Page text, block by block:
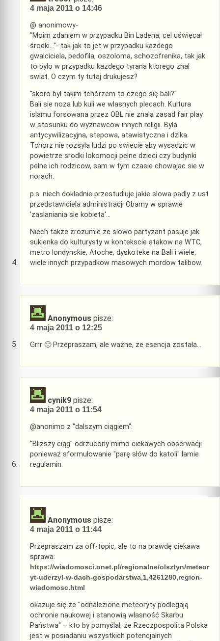
4 maja 2011 o 14:46
@ anonimowy-
"Moim zdaniem w przypadku Bin Ladena, cel uświęcał
środki…"- tak jak to jet w przypadku kazdego
gwalciciela, pedofila, oszoloma, schozofrenika, tak jak
to bylo w przypadku kazdego tyrana ktorego znal
swiat. O czym ty tutaj drukujesz?
"skoro był takim tchórzem to czego się bali?"
Bali sie noza lub kuli we wlasnych plecach. Kultura
islamu forsowana przez OBL nie znala zasad fair play
w stosunku do wyznawcow innych religii. Byla
antycywilizacyjna, stepowa, atawistyczna i dzika.
Tchorz nie rozsyla ludzi po swiecie aby wysadzic w
powietrze srodki lokomocji pelne dzieci czy budynki
pelne ich rodzicow, sam w tym czasie chowajac sie w
norach.
p.s. niech dokladnie przestudiuje jakie slowa padly z ust
przedstawiciela administracji Obamy w sprawie
'zaslaniania sie kobieta'…
Niech takze zrozumie ze slowo partyzant pasuje jak
sukienka do kulturysty w kontekscie atakow na WTC,
metro londynskie, Atoche, dyskoteke na Bali i wiele,
wiele innych przypadkow masowych mordow talibow.
Anonymous pisze:
4 maja 2011 o 12:25
Grrr 🙂 Przepraszam, ale ważne, że esencja została…
cynik9 pisze:
4 maja 2011 o 11:54
@anonimo z "dalszym ciągiem":
"Bliższy ciąg" odrzucony mimo ciekawych obserwacji
ponieważ sformułowanie "parę słów do katoli" łamie
regulamin.
Anonymous pisze:
4 maja 2011 o 11:44
Przepraszam za off-topic, ale to na prawdę ciekawa
sprawa:
https://wiadomosci.onet.pl/regionalne/olsztyn/meteor
yt-uderzyl-w-dach-gospodarstwa,1,4261280,region-
wiadomosc.html
okazuje się że "odnalezione meteoryty podlegają
ochronie naukowej i stanowią własność Skarbu
Państwa" – kto by pomyślał, że Rzeczpospolita Polska
jest w posiadaniu wszystkich potencjalnych